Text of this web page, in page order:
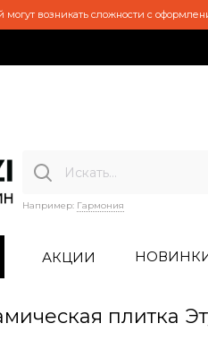
возникать сложности с
Например: Гармония
АКЦИИ
плитка